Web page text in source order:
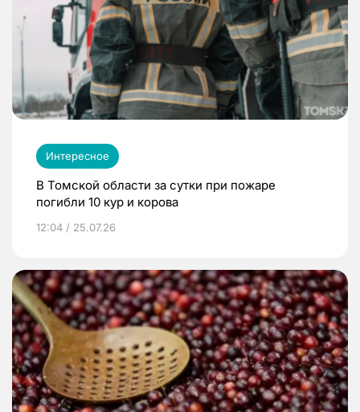
Интересное
В Томской области за сутки при пожаре
погибли 10 кур и корова
12:04 / 25.07.26